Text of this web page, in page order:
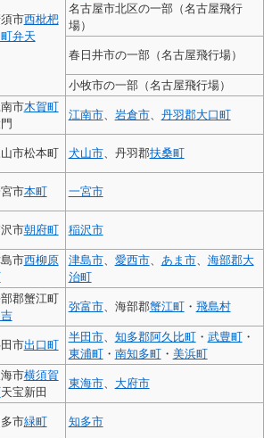
市西枇杷
弁天
名古屋市北区の一部（名古屋飛行
場）
春日井市の一部（名古屋飛行場）
小牧市の一部（名古屋飛行場）
市木賀町
江南市、 岩倉市、 丹羽郡大口町
市松本町 犬山市、丹羽郡扶桑町
市本町 一宮市
市朝府町 稲沢市
市西柳原
津島市、 愛西市、 あま市、 海部郡大
治町
郡蟹江町
弥富市、海部郡蟹江町・ 飛島村
市出口町
半田市、 知多郡阿久比町・ 武豊町・
東浦町・ 南知多町・ 美浜町
市横須賀
天宝新田
東海市、 大府市
市緑町 知多市